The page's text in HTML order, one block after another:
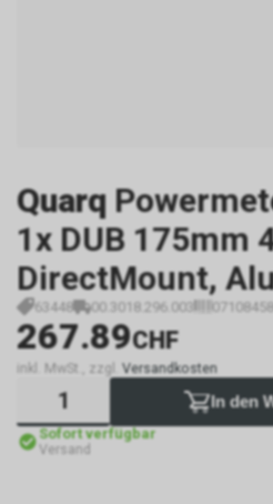
Quarq
1x DUB 175mm
DirectMount,
63448 00.3018.296.003
267.89CHF
inkl. MwSt., zzgl. Versandkosten
In den
Sofort verfügbar
Versand